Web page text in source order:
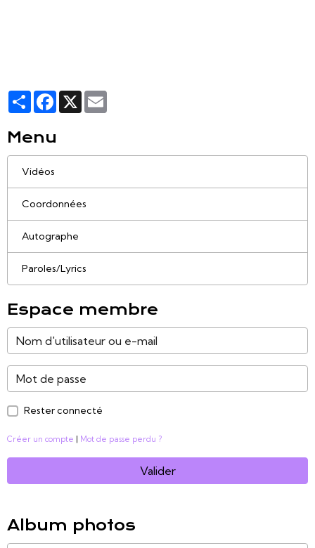
PartagerFacebook
X
Menu
Vidéos
Coordonnées
Autographe
Paroles/Lyrics
Espace membre
Rester connecté
Créer un compte Mot de passe perdu ?
Valider
Album photos